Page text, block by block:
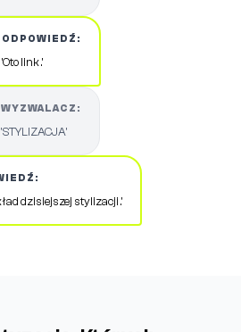
ODPOWIEDŹ:
'Oto link .'
WYZWALACZ:
'STYLIZACJA'
dzisiejszej stylizacji .'